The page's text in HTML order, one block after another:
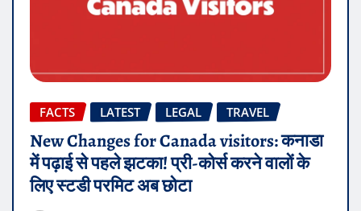
FACTS LATEST LEGAL TRAVEL
New Changes for Canada visitors: कनाडा
में पढ़ाई से पहले झटका! प्री-कोर्स करने वालों के
लिए स्टडी परमिट अब छोटा